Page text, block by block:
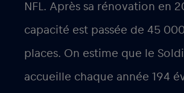
NFL. Après sa rénovation en
capacité est passée de 45
places. On estime que le
accueille chaque année 194